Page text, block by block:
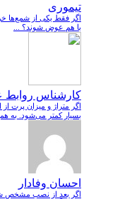
تیموری
اگر فقط یکی از شمع‌ها
با هم عوض شوند؟ ...
کارشناس روابط
اگر متراژ و میزان پرت
بسیار کمتر می‌شود. به
احسان وفادار
اگر بعد از نصب مشخص